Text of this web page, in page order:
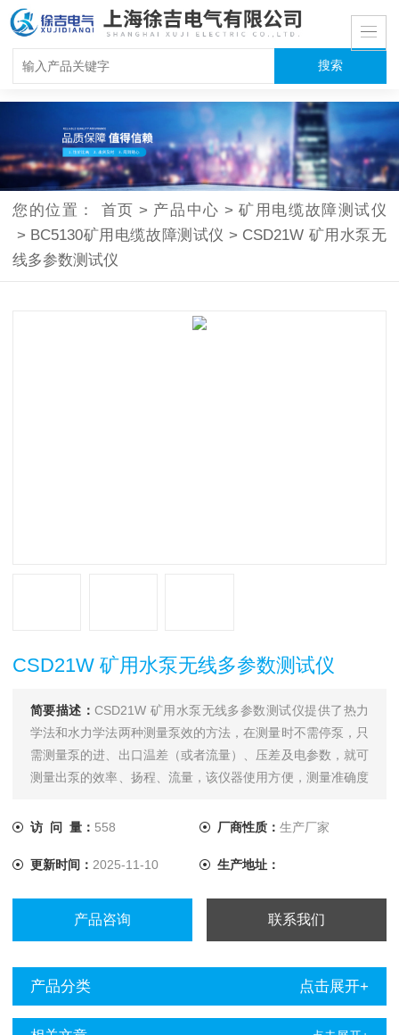
您的位置： 首页 > 产品中心 > 矿用电缆故障测试仪
> BC5130矿用电缆故障测试仪 > CSD21W 矿用水泵无
线多参数测试仪
CSD21W 矿用水泵无线多参数测试仪
简要描述：CSD21W 矿用水泵无线多参数测试仪提供了热力
学法和水力学法两种测量泵效的方法，在测量时不需停泵，只
需测量泵的进、出口温差（或者流量）、压差及电参数，就可
测量出泵的效率、扬程、流量，该仪器使用方便，测量准确度
访 问 量： 558 厂商性质： 生产厂家
更新时间： 2025-11-10 生产地址：
产品咨询 联系我们
产品分类 点击展开+